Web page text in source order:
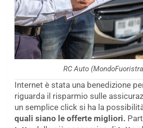
RC Auto
Internet è stata una benedizione
riguarda il risparmio sulle
un semplice click si ha la
quali siano le offerte migliori.